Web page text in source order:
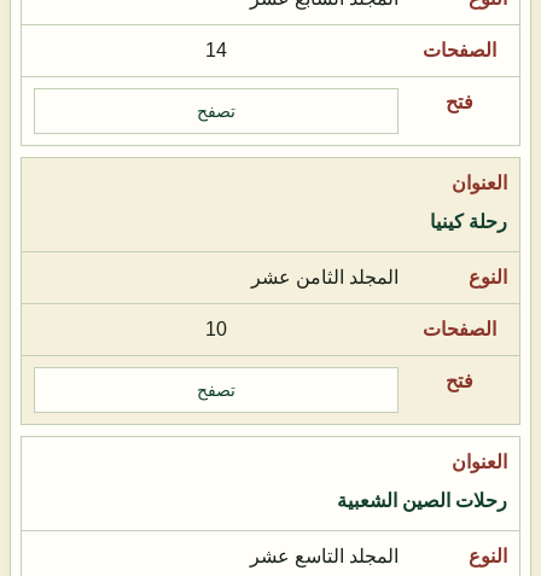
14
تصفح
رحلة كينيا
المجلد الثامن عشر
10
تصفح
رحلات الصين الشعبية
المجلد التاسع عشر